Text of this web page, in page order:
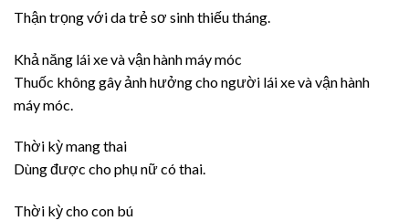
Thận trọng với da trẻ sơ sinh thiếu tháng.
Khả năng lái xe và vận hành máy móc
Thuốc không gây ảnh hưởng cho người lái xe và vận hành
máy móc.
Thời kỳ mang thai
Dùng được cho phụ nữ có thai.
Thời kỳ cho con bú